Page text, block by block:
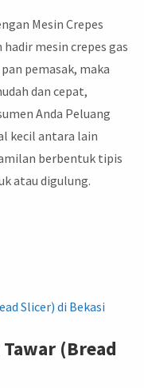
Mesin Crepes
mesin crepes gas
pemasak, maka
dan cepat,
Anda Peluang
kecil antara lain
berbentuk tipis
atau digulung.
(Bread